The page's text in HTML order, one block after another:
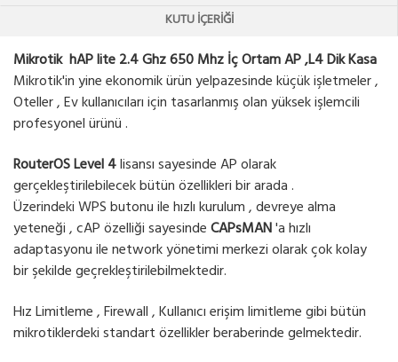
KUTU İÇERIĞI
Mikrotik hAP lite 2.4 Ghz 650 Mhz İç Ortam AP ,L4 Dik Kasa
Mikrotik'in yine ekonomik ürün yelpazesinde küçük işletmeler ,
Oteller , Ev kullanıcıları için tasarlanmış olan yüksek işlemcili
profesyonel ürünü .
RouterOS Level 4lisansı sayesinde AP olarak
gerçekleştirilebilecek bütün özellikleri bir arada .
Üzerindeki WPS butonu ile hızlı kurulum , devreye alma
yeteneği , cAP özelliği sayesindeCAPsMAN'a hızlı
adaptasyonu ile network yönetimi merkezi olarak çok kolay
bir şekilde geçrekleştirilebilmektedir.
Hız Limitleme , Firewall , Kullanıcı erişim limitleme gibi bütün
mikrotiklerdeki standart özellikler beraberinde gelmektedir.